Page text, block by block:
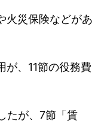
火災保険などがあ
が、11節の役務費
たが、7節「賃